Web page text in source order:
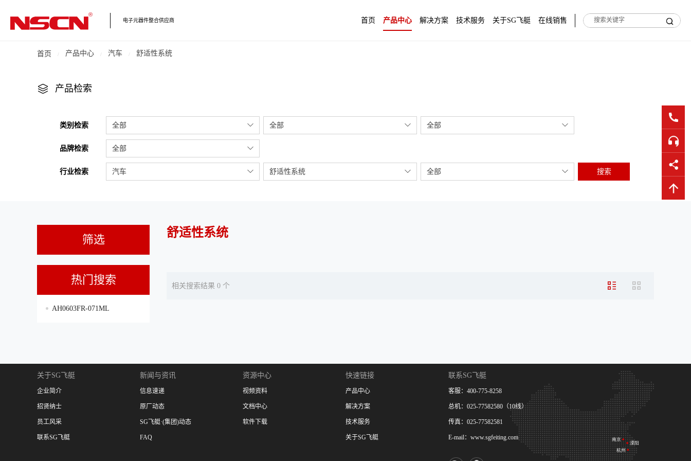
电子元器件整合供应商 首页 产品中心 解决方案 技术服务 关于SG飞艇 在线销售
首页 产品中心 汽车 舒适性系统
产品检索
类别检索 全部 全部 全部
品牌检索 全部
行业检索 汽车 舒适性系统 全部 搜索
筛选
热门搜索
AH0603FR-071ML
舒适性系统
相关搜索结果 0 个
关于SG飞艇
企业简介
招贤纳士
员工风采
联系SG飞艇
新闻与资讯
信息速递
原厂动态
SG飞艇·(集团)动态
FAQ
资源中心
视频资料
文档中心
软件下载
快速链接
产品中心
解决方案
技术服务
关于SG飞艇
联系SG飞艇
客服：400-775-8258
总机：025-77582580（10线）
传真：025-77582581
E-mail：www.sgfeiting.com